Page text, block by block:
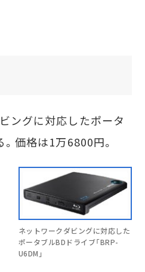
ングに対応したポータ
価格は1万6800円。
ネットワークダビングに対応した
ポータブルBDドライブ「BRP-
U6DM」